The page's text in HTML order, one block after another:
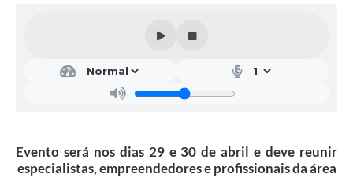
Evento será nos dias 29 e 30 de abril e deve reunir
especialistas, empreendedores e profissionais da área